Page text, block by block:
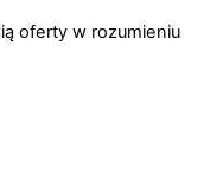
oferty w rozumieniu